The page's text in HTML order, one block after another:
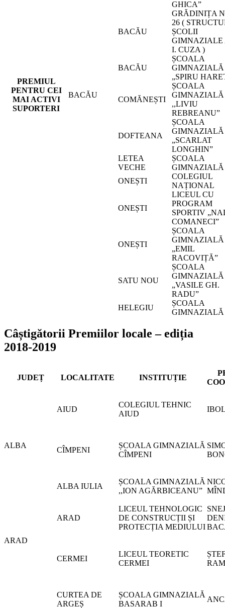
PREMIUL
PENTRU CEI
MAI ACTIVI
SUPORTERI
BACĂU
GHICA”
BACĂU
GRĂDINIȚA
26 (
ȘCOLII
GIMNAZIALE
I. CUZA )
BACĂU
ȘCOALA
GIMNAZIALĂ
„SPIRU
COMĂNEȘTI
ȘCOALA
GIMNAZIALĂ
,,LIVIU
REBREANU”
DOFTEANA
ȘCOALA
GIMNAZIALĂ
„SCARLAT
LONGHIN”
LETEA
VECHE
ȘCOALA
GIMNAZIALĂ
ONEȘTI
COLEGIUL
NAȚIONAL
ONEȘTI
LICEUL CU
PROGRAM
SPORTIV
COMANECI”
ONEȘTI
ȘCOALA
GIMNAZIALĂ
„EMIL
RACOVIȚĂ”
SATU NOU
ȘCOALA
GIMNAZIALĂ
„VASILE GH.
RADU”
HELEGIU
ȘCOALA
GIMNAZIALĂ
Câștigătorii Premiilor locale – ediția
2018-2019
JUDEȚ LOCALITATE INSTITUȚIE
ALBA
AIUD
COLEGIUL TEHNIC
AIUD
CÎMPENI
ȘCOALA GIMNAZIALĂ
CÎMPENI
ALBA IULIA
ȘCOALA GIMNAZIALĂ
,,ION AGĂRBICEANU”
ARAD
ARAD
LICEUL TEHNOLOGIC
DE CONSTRUCȚII ȘI
PROTECȚIA MEDIULUI
CERMEI
LICEUL TEORETIC
CERMEI
CURTEA DE
ARGEȘ
ȘCOALA GIMNAZIALĂ
BASARAB I